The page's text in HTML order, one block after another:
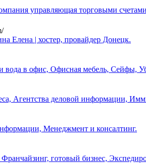
управляющая торговыми
Елена | хостер, провайдер Донецк.
вода в офис, Офисная мебель, Сейфы,
Агентства деловой информации,
Менеджмент и консалтинг.
готовый бизнес,